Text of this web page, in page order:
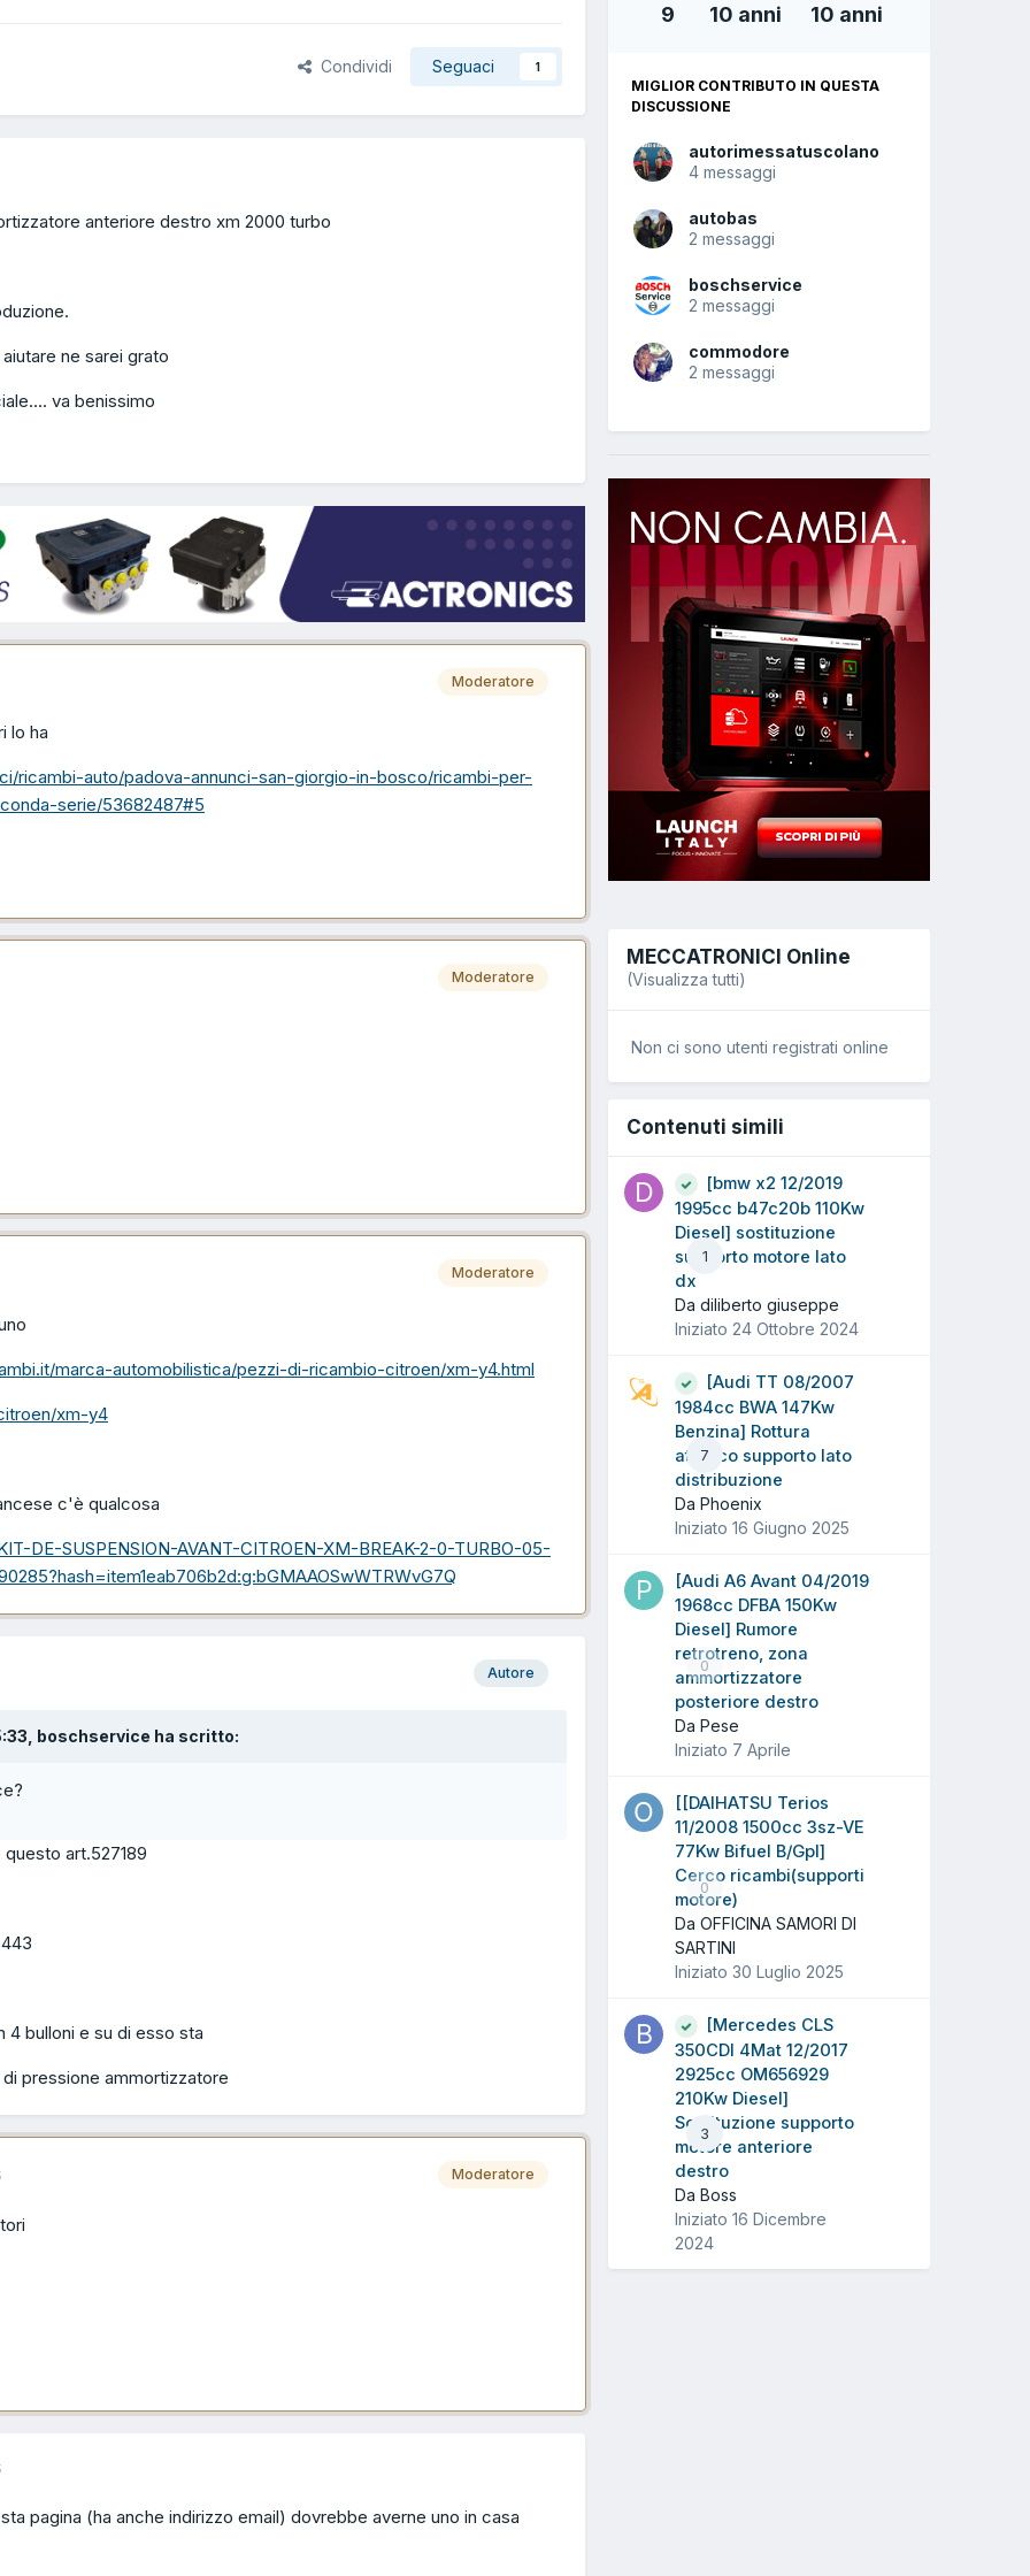
Condividi Seguaci 1
anteriore destro xm 2000 turbo
ne sarei grato
va benissimo
Moderatore
lo ha
ricambi-auto/padova-annunci-san-giorgio-in-bosco/ricambi-per-
serie/53682487#5
Moderatore
Moderatore
marca-automobilistica/pezzi-di-ricambio-citroen/xm-y4.html
xm-y4
c'è qualcosa
DE-SUSPENSION-AVANT-CITROEN-XM-BREAK-2-0-TURBO-05-
Autore
boschservice ha scritto:
art.527189
bulloni e su di esso sta
pressione ammortizzatore
Moderatore
pagina (ha anche indirizzo email) dovrebbe averne uno in casa
9 10 anni 10 anni
MIGLIOR CONTRIBUTO IN QUESTA
DISCUSSIONE
autorimessatuscolano
4 messaggi
autobas
2 messaggi
boschservice
2 messaggi
commodore
2 messaggi
MECCATRONICI Online
(Visualizza tutti)
Non ci sono utenti registrati online
Contenuti simili
1
[bmw x2 12/2019
1995cc b47c20b 110Kw
Diesel] sostituzione
supporto motore lato
dx
Da diliberto giuseppe
Iniziato 24 Ottobre 2024
7
[Audi TT 08/2007
1984cc BWA 147Kw
Benzina] Rottura
attacco supporto lato
distribuzione
Da Phoenix
Iniziato 16 Giugno 2025
0
[Audi A6 Avant 04/2019
1968cc DFBA 150Kw
Diesel] Rumore
retrotreno, zona
ammortizzatore
posteriore destro
Da Pese
Iniziato 7 Aprile
0
[[DAIHATSU Terios
11/2008 1500cc 3sz-VE
77Kw Bifuel B/Gpl]
Cerco ricambi(supporti
motore)
Da OFFICINA SAMORI DI
SARTINI
Iniziato 30 Luglio 2025
3
[Mercedes CLS
350CDI 4Mat 12/2017
2925cc OM656929
210Kw Diesel]
Sostituzione supporto
motore anteriore
destro
Da Boss
Iniziato 16 Dicembre
2024